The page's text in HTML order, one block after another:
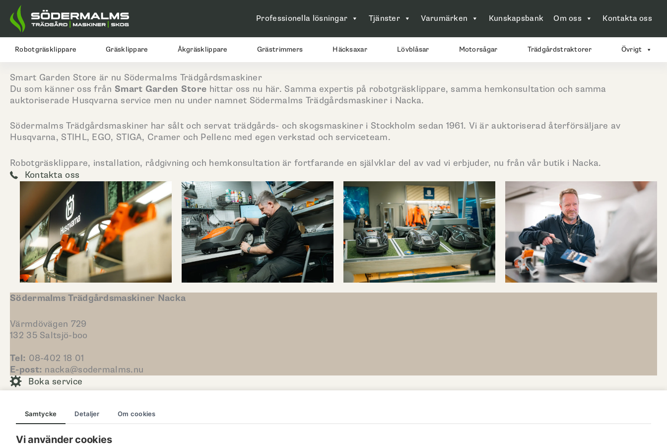
Samtycke Detaljer Om cookies
Vi använder cookies
Hoppa
till
innehåll
Professionella lösningar Tjänster Varumärken Kunskapsbank Om oss Kontakta oss
Robotgräsklippare Gräsklippare Åkgräsklippare Grästrimmers Häcksaxar Lövblåsar Motorsågar Trädgårdstraktorer Övrigt
Smart Garden Store är nu Södermalms Trädgårdsmaskiner
Du som känner oss från Smart Garden Store hittar oss nu här. Samma expertis på robotgräsklippare, samma hemkonsultation och samma
auktoriserade Husqvarna service men nu under namnet Södermalms Trädgårdsmaskiner i Nacka.
Södermalms Trädgårdsmaskiner har sålt och servat trädgårds- och skogsmaskiner i Stockholm sedan 1961. Vi är auktoriserad återförsäljare av
Husqvarna, STIHL, EGO, STIGA, Cramer och Pellenc med egen verkstad och serviceteam.
Robotgräsklippare, installation, rådgivning och hemkonsultation är fortfarande en självklar del av vad vi erbjuder, nu från vår butik i Nacka.
Kontakta oss
Södermalms Trädgårdsmaskiner Nacka
Värmdövägen 729
132 35 Saltsjö-boo
Tel: 08-402 18 01
E-post: nacka@sodermalms.nu
Boka service